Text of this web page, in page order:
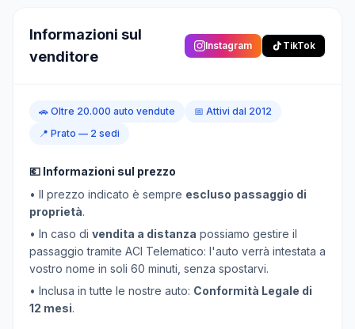
Informazioni sul
venditore
Instagram TikTok
🚗 Oltre 20.000 auto vendute 📅 Attivi dal 2012
📍 Prato — 2 sedi
💶 Informazioni sul prezzo
• Il prezzo indicato è sempre escluso passaggio di
proprietà.
• In caso di vendita a distanza possiamo gestire il
passaggio tramite ACI Telematico: l'auto verrà intestata a
vostro nome in soli 60 minuti, senza spostarvi.
• Inclusa in tutte le nostre auto: Conformità Legale di
12 mesi.